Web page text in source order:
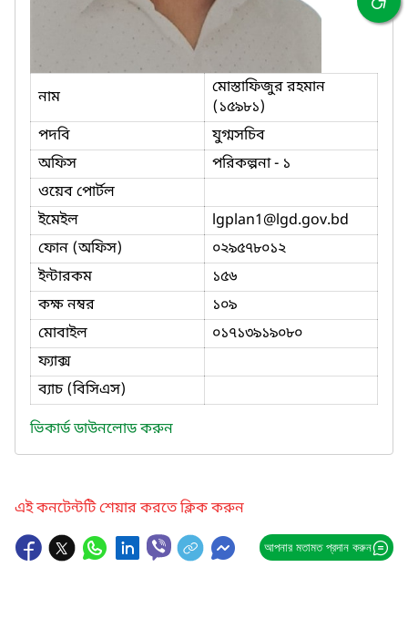
নাম
মোস্তাফিজুর রহমান
(১৫৯৮১)
পদবি
যুগ্মসচিব
অফিস
পরিকল্পনা - ১
ওয়েব পোর্টল
ইমেইল
lgplan1@lgd.gov.bd
ফোন (অফিস)
০২৯৫৭৮০১২
ইন্টারকম
১৫৬
কক্ষ নম্বর
১০৯
মোবাইল
০১৭১৩৯১৯০৮০
ফ্যাক্স
ব্যাচ (বিসিএস)
ভিকার্ড ডাউনলোড করুন
এই কনটেন্টটি শেয়ার করতে ক্লিক করুন
আপনার মতামত প্রদান করুন